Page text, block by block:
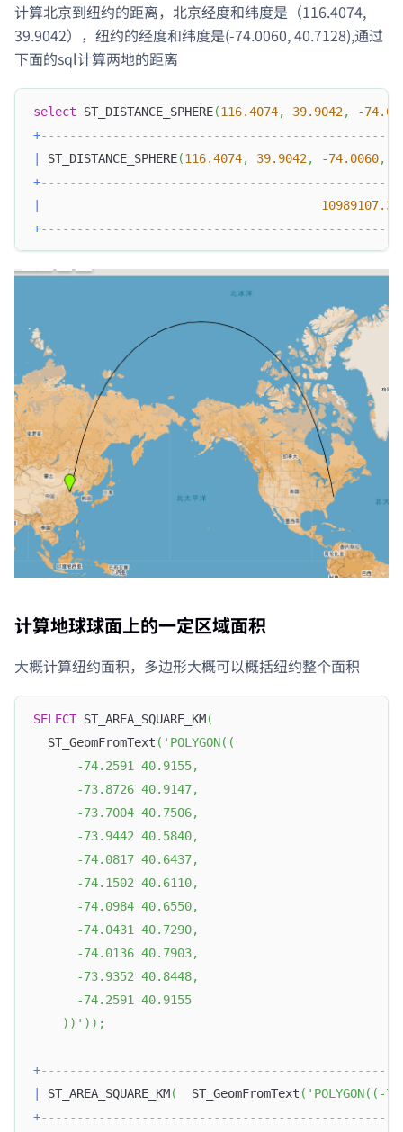
计算北京到纽约的距离，北京经度和纬度是（116.4074,
39.9042），纽约的经度和纬度是(-74.0060, 40.7128),通过
下面的sql计算两地的距离
select ST_DISTANCE_SPHERE(116.4074, 39.9042, -
+
ST_DISTANCE_SPHERE(116.4074, 39.9042, -74.0060,
+
+
计算地球球面上的一定区域面积
大概计算纽约面积，多边形大概可以概括纽约整个面积
SELECT ST_AREA_SQUARE_KM(
  ST_GeomFromText
( 'POLYGON((
      -74.2591 40.9155,
      -73.8726 40.9147,
      -73.7004 40.7506,
      -73.9442 40.5840,
      -74.0817 40.6437,
      -74.1502 40.6110,
      -74.0984 40.6550,
      -74.0431 40.7290,
      -74.0136 40.7903,
      -73.9352 40.8448,
      -74.2591 40.9155
    ))'
) ) ;
+
ST_AREA_SQUARE_KM(
  ST_GeomFromText
(
+